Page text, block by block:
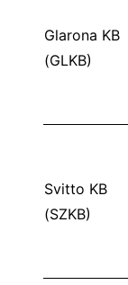
Glarona KB
(GLKB)
Svitto KB
(SZKB)